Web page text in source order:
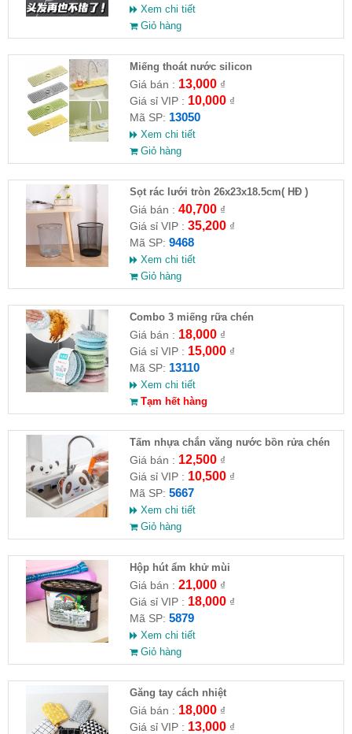
Xem chi tiết
Giỏ hàng
Miếng thoát nước silicon
Giá bán : 13,000₫
Giá sỉ VIP : 10,000₫
Mã SP: 13050
Xem chi tiết
Giỏ hàng
Sọt rác lưới tròn 26x23x18.5cm( HĐ )
Giá bán : 40,700₫
Giá sỉ VIP : 35,200₫
Mã SP: 9468
Xem chi tiết
Giỏ hàng
Combo 3 miếng rữa chén
Giá bán : 18,000₫
Giá sỉ VIP : 15,000₫
Mã SP: 13110
Xem chi tiết
Tạm hết hàng
Tấm nhựa chắn văng nước bồn rửa chén
hình gấu
Giá bán : 12,500₫
Giá sỉ VIP : 10,500₫
Mã SP: 5667
Xem chi tiết
Giỏ hàng
Hộp hút ẩm khử mùi
Giá bán : 21,000₫
Giá sỉ VIP : 18,000₫
Mã SP: 5879
Xem chi tiết
Giỏ hàng
Găng tay cách nhiệt
Giá bán : 18,000₫
Giá sỉ VIP : 13,000₫